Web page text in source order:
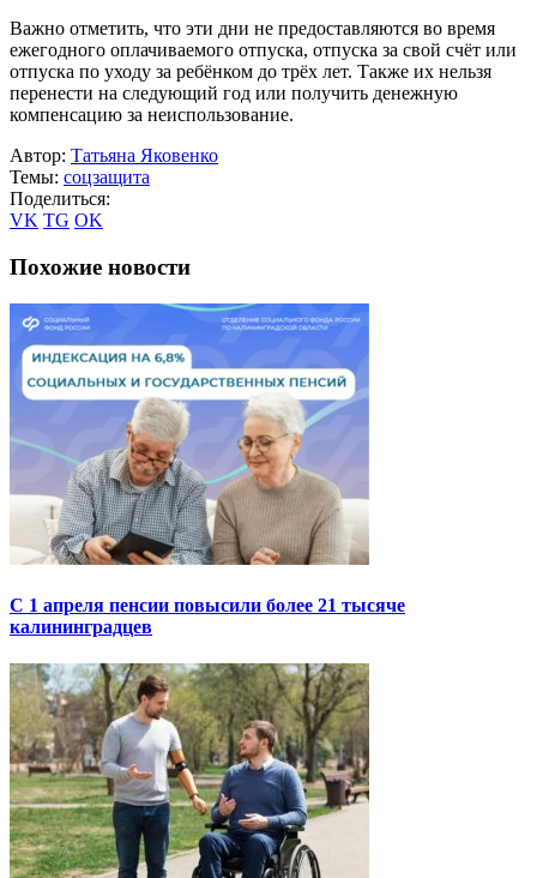
Важно отметить, что эти дни не предоставляются во время
ежегодного оплачиваемого отпуска, отпуска за свой счёт или
отпуска по уходу за ребёнком до трёх лет. Также их нельзя
перенести на следующий год или получить денежную
компенсацию за неиспользование.
Автор: Татьяна Яковенко
Темы: соцзащита
Поделиться:
VK TG OK
Похожие новости
С 1 апреля пенсии повысили более 21 тысяче
калининградцев